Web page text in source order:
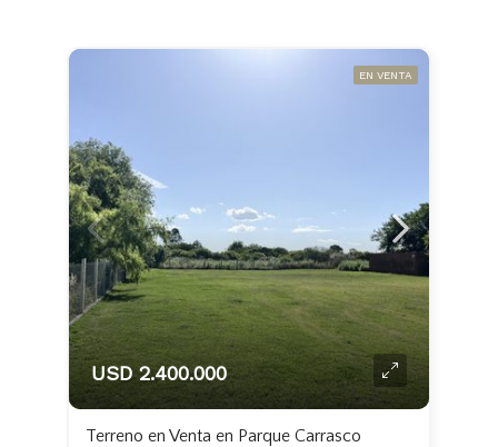
EN VENTA
USD 2.400.000
Terreno en Venta en Parque Carrasco